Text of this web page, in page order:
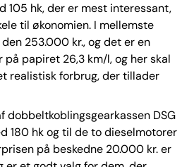
105 hk, der er mest interessant,
til økonomien. I mellemste
253.000 kr., og det er en
på papiret 26,3 km/l, og her skal
realistisk forbrug, der tillader
dobbeltkoblingsgearkassen DSG
180 hk og til de to dieselmotorer
på beskedne 20.000 kr. er